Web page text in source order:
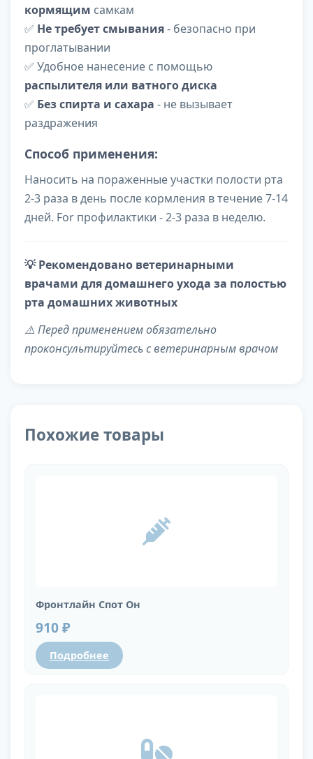
кормящим самкам
✅ Не требует смывания- безопасно при
проглатывании
✅ Удобное нанесение с помощью
распылителя или ватного диска
✅ Без спирта и сахара - не вызывает
раздражения
Способ применения:
Наносить на пораженные участки полости рта
2-3 раза в день после кормления в течение 7-14
дней. For профилактики - 2-3 раза в неделю.
💡 Рекомендовано ветеринарными
врачами для домашнего ухода за полостью
рта домашних животных
⚠️ Перед применением обязательно
проконсультируйтесь с ветеринарным врачом
Похожие товары
Фронтлайн Спот Он
910 ₽
Подробнее